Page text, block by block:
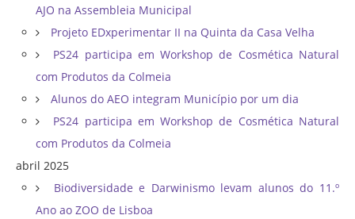
AJO na Assembleia Municipal
Projeto EDxperimentar II na Quinta da Casa Velha
PS24 participa em Workshop de Cosmética Natural
com Produtos da Colmeia
Alunos do AEO integram Município por um dia
PS24 participa em Workshop de Cosmética Natural
com Produtos da Colmeia
abril 2025
Biodiversidade e Darwinismo levam alunos do 11.º
Ano ao ZOO de Lisboa